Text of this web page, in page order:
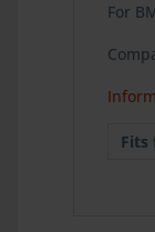
For
Fits